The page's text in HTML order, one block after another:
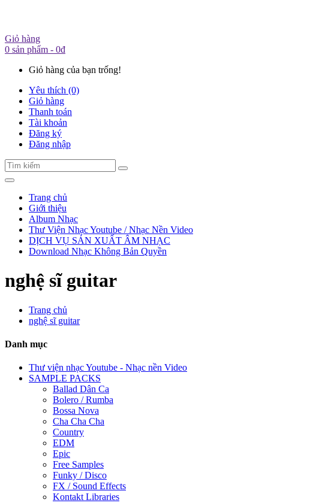
Giỏ hàng
0 sản phẩm - 0đ
Giỏ hàng của bạn trống!
Yêu thích (0)
Giỏ hàng
Thanh toán
Tài khoản
Đăng ký
Đăng nhập
Trang chủ
Giới thiệu
Album Nhạc
Thư Viện Nhạc Youtube / Nhạc Nền Video
DỊCH VỤ SẢN XUẤT ÂM NHẠC
Download Nhạc Không Bản Quyền
nghệ sĩ guitar
Trang chủ
nghệ sĩ guitar
Danh mục
Thư viện nhạc Youtube - Nhạc nền Video
SAMPLE PACKS
Ballad Dân Ca
Bolero / Rumba
Bossa Nova
Cha Cha Cha
Country
EDM
Epic
Free Samples
Funky / Disco
FX / Sound Effects
Kontakt Libraries